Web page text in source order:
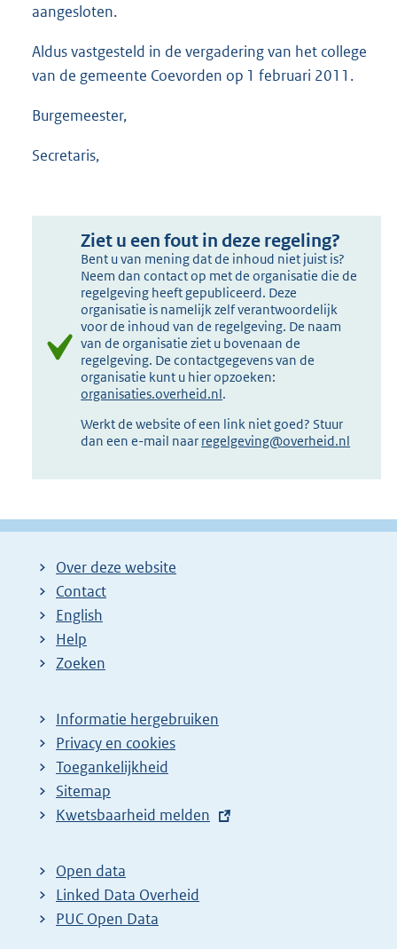
aangesloten.
Aldus vastgesteld in de vergadering van het college
van de gemeente Coevorden op 1 februari 2011.
Burgemeester,
Secretaris,
Ziet u een fout in deze regeling?
Bent u van mening dat de inhoud niet juist is?
Neem dan contact op met de organisatie die de
regelgeving heeft gepubliceerd. Deze
organisatie is namelijk zelf verantwoordelijk
voor de inhoud van de regelgeving. De naam
van de organisatie ziet u bovenaan de
regelgeving. De contactgegevens van de
organisatie kunt u hier opzoeken:
organisaties.overheid.nl.
Werkt de website of een link niet goed? Stuur
dan een e-mail naar regelgeving@overheid.nl
Over deze website
Contact
English
Help
Zoeken
Informatie hergebruiken
Privacy en cookies
Toegankelijkheid
Sitemap
E
t
e
r
Kwetsbaarheid melden
Open data
Linked Data Overheid
PUC Open Data